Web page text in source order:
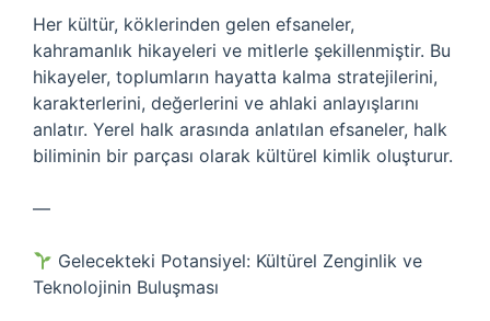
Her kültür, köklerinden gelen efsaneler,
kahramanlık hikayeleri ve mitlerle şekillenmiştir. Bu
hikayeler, toplumların hayatta kalma stratejilerini,
karakterlerini, değerlerini ve ahlaki anlayışlarını
anlatır. Yerel halk arasında anlatılan efsaneler, halk
biliminin bir parçası olarak kültürel kimlik oluşturur.
—
Gelecekteki Potansiyel: Kültürel Zenginlik ve
Teknolojinin Buluşması